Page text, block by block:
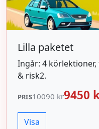
Lilla paketet
Ingår: 4
& risk2.
PRIS10090 kr9450
Visa